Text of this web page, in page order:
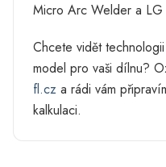
Micro Arc Welder a LG
Chcete vidět
model pro vaši dílnu?
fl.cz a rádi vám
kalkulaci.